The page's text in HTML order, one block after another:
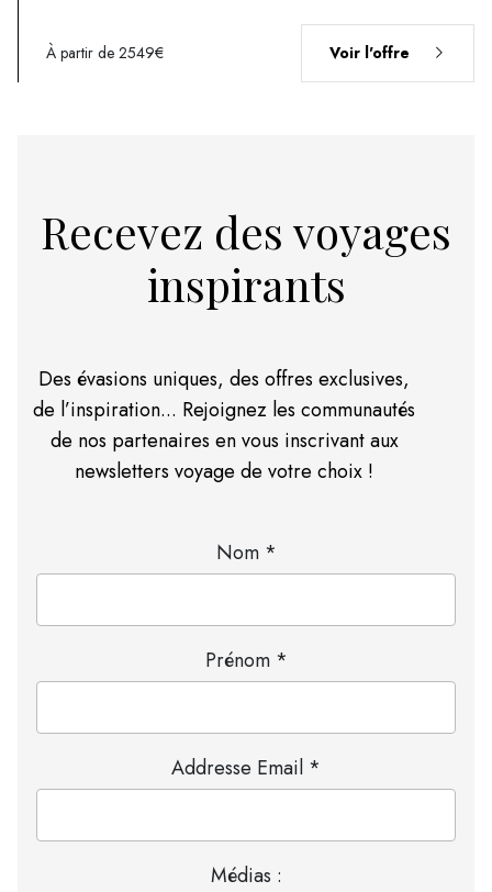
À partir de 2549€ Voir l'offre
Recevez des voyages
inspirants
Des évasions uniques, des offres exclusives,
de l’inspiration... Rejoignez les communautés
de nos partenaires en vous inscrivant aux
newsletters voyage de votre choix !
Nom *
Prénom *
Addresse Email *
Médias :